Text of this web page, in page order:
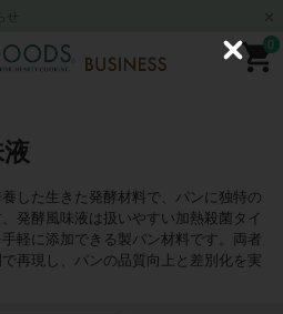
せ
0
した生きた発酵材料で、パンに独特の
発酵風味液は扱いやすい加熱殺菌タイ
軽に添加できる製パン材料です。両者
再現し、パンの品質向上と差別化を実
C